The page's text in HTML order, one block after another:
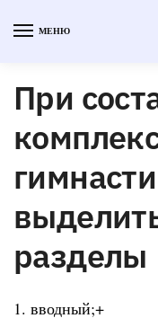
МЕНЮ
При
разделы
1. вводный;+